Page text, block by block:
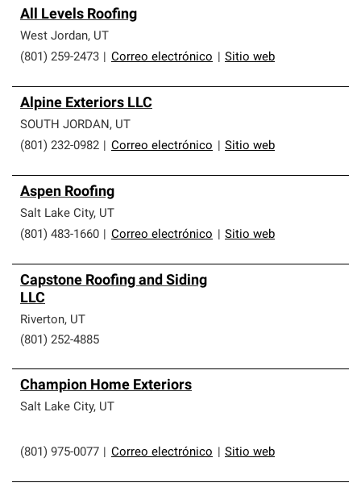
All Levels Roofing
West Jordan, UT
(801) 259-2473
Correo electrónico Sitio web
Alpine Exteriors LLC
SOUTH JORDAN, UT
(801) 232-0982
Correo electrónico Sitio web
Aspen Roofing
Salt Lake City, UT
(801) 483-1660
Correo electrónico Sitio web
Capstone Roofing and Siding
LLC
Riverton, UT
(801) 252-4885
Champion Home Exteriors
Salt Lake City, UT
(801) 975-0077 Correo electrónico Sitio web